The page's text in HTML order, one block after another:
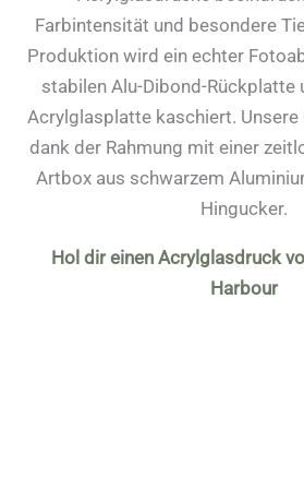
Farbintensität und besondere
Produktion wird ein echter
stabilen Alu-Dibond-Rückplatte
Acrylglasplatte kaschiert.
dank der Rahmung mit einer
Artbox aus schwarzem
Hingucker.
Hol dir einen Acrylglasdruck
Harbour